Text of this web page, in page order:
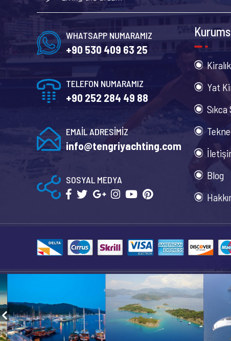
WHATSAPP NUMARAMIZ
+90 530 409 63 25
TELEFON NUMARAMIZ
+90 252 284 49 88
EMAİL ADRESİMİZ
info@tengriyachting.com
SOSYAL MEDYA
Yat
Blog